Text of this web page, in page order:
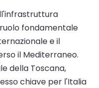
fondamentale
e il
il Mediterraneo.
della Toscana,
chiave per l'Italia